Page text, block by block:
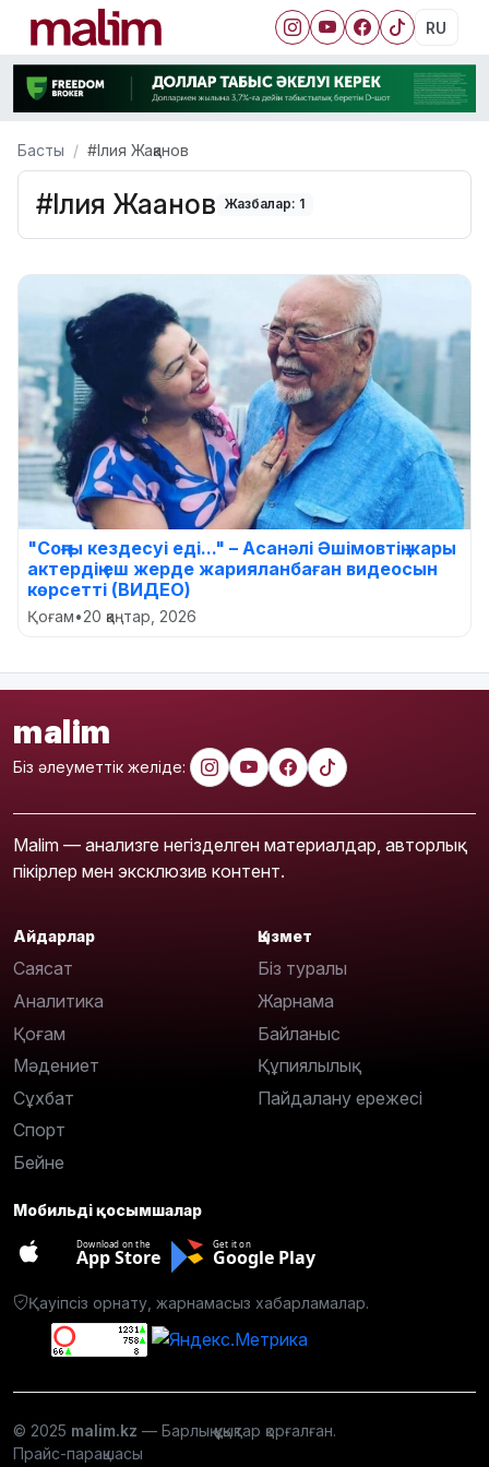
RU
Басты #Ілия Жақанов
#Ілия Жақанов Жазбалар: 1
"Соңғы кездесуі еді..." – Асанәлі Әшімовтің жары
актердің еш жерде жарияланбаған видеосын
көрсетті (ВИДЕО)
Қоғам•20 қаңтар, 2026
malim
Біз әлеуметтік желіде:
Malim — анализге негізделген материалдар, авторлық
пікірлер мен эксклюзив контент.
Айдарлар
Саясат
Аналитика
Қоғам
Мәдениет
Сұхбат
Спорт
Бейне
Қызмет
Біз туралы
Жарнама
Байланыс
Құпиялылық
Пайдалану ережесі
Мобильді қосымшалар
Download on the
App Store
Get it on
Google Play
Қауіпсіз орнату, жарнамасыз хабарламалар.
© 2025 malim.kz — Барлық құқықтар қорғалған.
Прайс-парақшасы